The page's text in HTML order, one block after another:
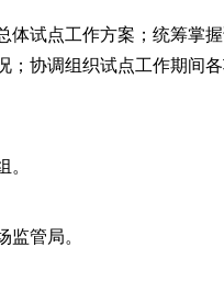
体试点工作方案；统筹掌
；协调组织试点工作期间
管局。